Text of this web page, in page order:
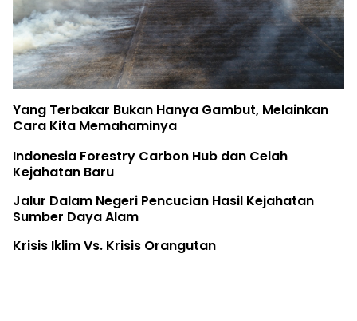
Yang Terbakar Bukan Hanya Gambut, Melainkan
Cara Kita Memahaminya
Indonesia Forestry Carbon Hub dan Celah
Kejahatan Baru
Jalur Dalam Negeri Pencucian Hasil Kejahatan
Sumber Daya Alam
Krisis Iklim Vs. Krisis Orangutan